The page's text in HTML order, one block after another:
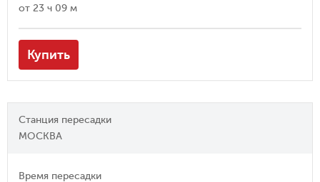
от 23 ч 09 м
Купить
Станция пересадки
МОСКВА
Время пересадки